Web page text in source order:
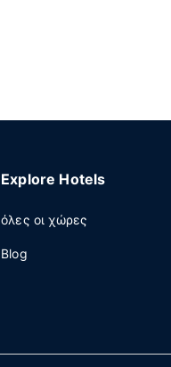
Explore Hotels
όλες οι χώρες
Blog